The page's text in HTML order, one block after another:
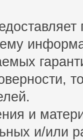
и
и/или